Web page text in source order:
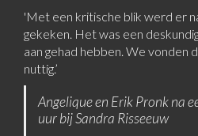
'Met een kritische blik werd er
gekeken. Het was een
aan gehad hebben. We vonden
nuttig.’
Angelique en Erik Pronk na
uur bij Sandra Risseeuw
‘Sandra is een goede luisteraar,
aanbiedt’
Tom Kemper